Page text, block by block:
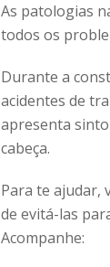
As patologias
todos os
Durante a
acidentes de
apresenta
cabeça.
Para te ajudar,
de evitá-las
Acompanhe: